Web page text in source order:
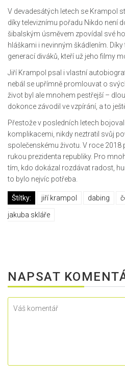
V devadesátých letech se Krampol
díky televiznímu pořadu Nikdo není
šibalským úsměvem zpovídal své
hláškami i nevinným škádlením.
generací diváků, kteří už jeho filmy
Jiří Krampol psal i vlastní
nebál se upřímně promlouvat o
život byl ale mnohem pestřejší –
dokonce závodil ve vzpírání, a to
Přestože v posledních letech
komplikacemi, nikdy neztratil svůj
společenskému životu. V roce 2018
rukou prezidenta republiky. Pro
tím, kdo dokázal rozdávat radost,
to bylo nejvíc potřeba.
Štítky: jiří krampol dabing
jakuba skláře
NAPSAT